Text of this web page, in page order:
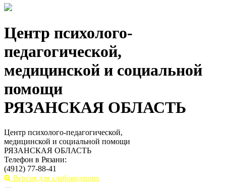
Центр психолого-
педагогической,
медицинской и социальной
помощи
РЯЗАНСКАЯ ОБЛАСТЬ
Центр психолого-педагогической,
медицинской и социальной помощи
РЯЗАНСКАЯ ОБЛАСТЬ
Телефон в Рязани:
(4912) 77-88-41
Версия для слабовидящих